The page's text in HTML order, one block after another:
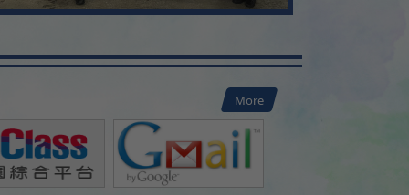
More